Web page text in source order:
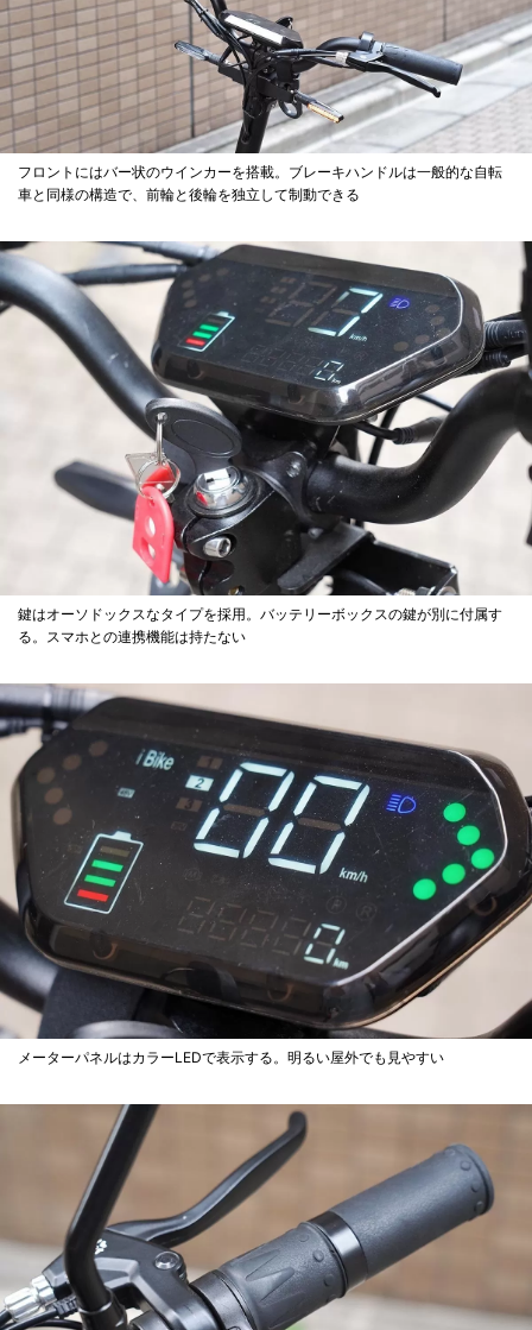
フロントにはバー状のウインカーを搭載。ブレーキハンドルは一般的な自転
車と同様の構造で、前輪と後輪を独立して制動できる
鍵はオーソドックスなタイプを採用。バッテリーボックスの鍵が別に付属す
る。スマホとの連携機能は持たない
メーターパネルはカラーLEDで表示する。明るい屋外でも見やすい